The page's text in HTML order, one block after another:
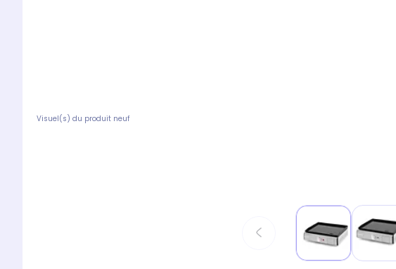
Visuel(s) du produit neuf